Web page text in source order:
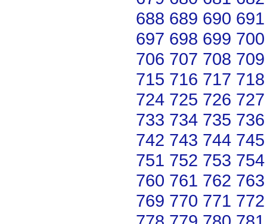
688 689 690 691
697 698 699 700
706 707 708 709
715 716 717 718
724 725 726 727
733 734 735 736
742 743 744 745
751 752 753 754
760 761 762 763
769 770 771 772